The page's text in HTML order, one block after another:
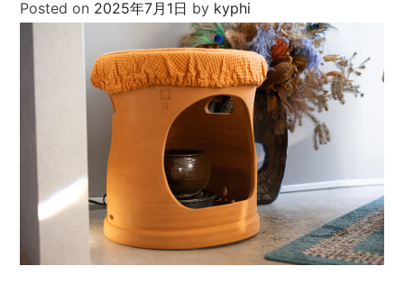
Posted on 2025年7月1日 by kyphi